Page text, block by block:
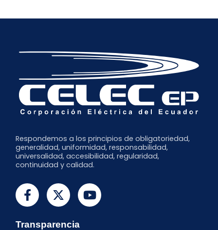
Respondemos a los principios de obligatoriedad,
generalidad, uniformidad, responsabilidad,
universalidad, accesibilidad, regularidad,
continuidad y calidad.
Transparencia